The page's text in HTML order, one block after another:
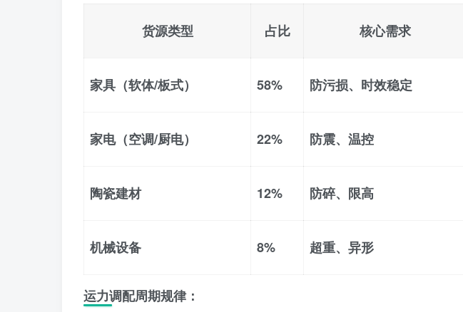
货源类型 占比 核心需求
家具（软体/板式） 58% 防污损、时效稳定
家电（空调/厨电） 22% 防震、温控
陶瓷建材 12% 防碎、限高
机械设备 8% 超重、异形
运力调配周期规律：